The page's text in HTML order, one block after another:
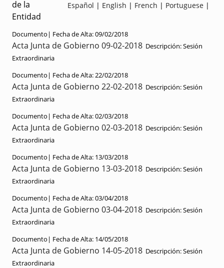
Español | English | French | Portuguese |
Documento| Fecha de Alta:09/02/2018
Acta Junta de Gobierno 09-02-2018 Descripción:Sesión
Extraordinaria
Documento| Fecha de Alta:22/02/2018
Acta Junta de Gobierno 22-02-2018 Descripción:Sesión
Extraordinaria
Documento| Fecha de Alta:02/03/2018
Acta Junta de Gobierno 02-03-2018 Descripción:Sesión
Extraordinaria
Documento| Fecha de Alta: 13/03/2018
Acta Junta de Gobierno 13-03-2018 Descripción:Sesión
Extraordinaria
Documento| Fecha de Alta:03/04/2018
Acta Junta de Gobierno 03-04-2018 Descripción:Sesión
Extraordinaria
Documento| Fecha de Alta: 14/05/2018
Acta Junta de Gobierno 14-05-2018 Descripción:Sesión
Extraordinaria